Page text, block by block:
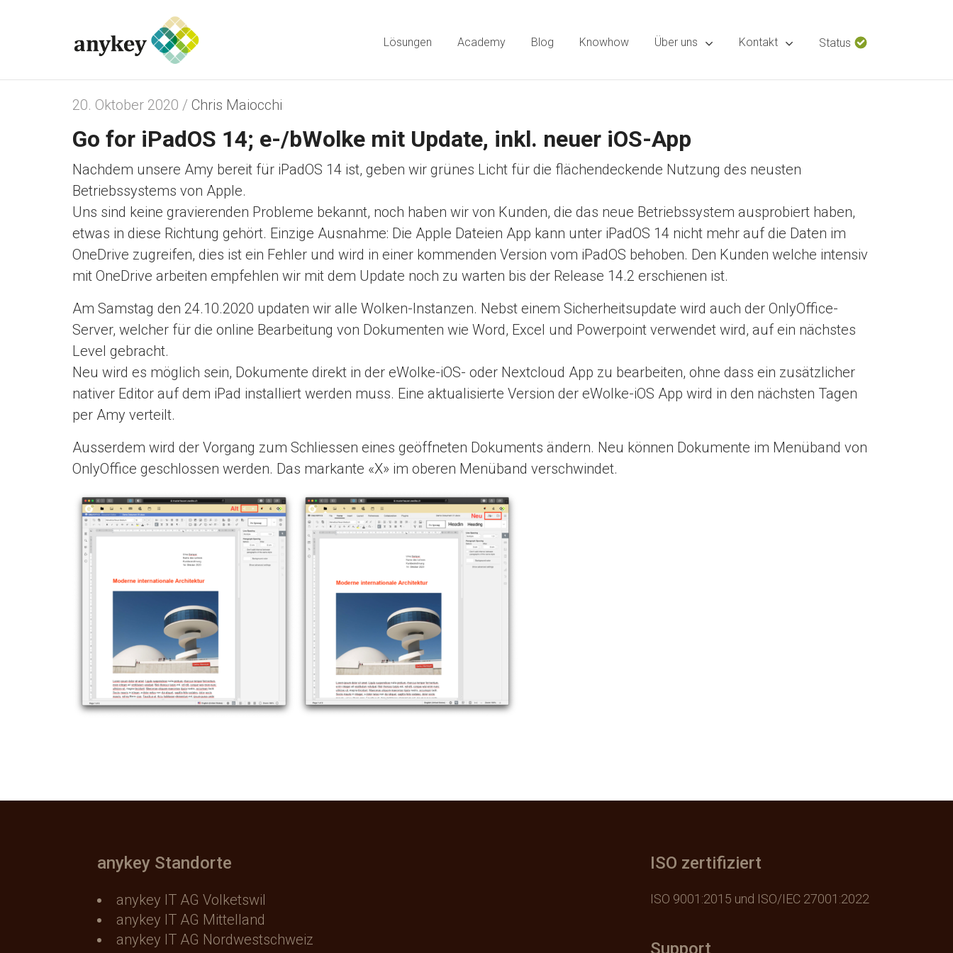
Lösungen Academy Blog Knowhow Über uns Kontakt Status
20. Oktober 2020 / Chris Maiocchi
Go for iPadOS 14; e-/bWolke mit Update, inkl. neuer iOS-App
Nachdem unsere Amy bereit für iPadOS 14 ist, geben wir grünes Licht für die flächendeckende Nutzung des neusten
Betriebssystems von Apple.
Uns sind keine gravierenden Probleme bekannt, noch haben wir von Kunden, die das neue Betriebssystem ausprobiert haben,
etwas in diese Richtung gehört. Einzige Ausnahme: Die Apple Dateien App kann unter iPadOS 14 nicht mehr auf die Daten im
OneDrive zugreifen, dies ist ein Fehler und wird in einer kommenden Version vom iPadOS behoben. Den Kunden welche intensiv
mit OneDrive arbeiten empfehlen wir mit dem Update noch zu warten bis der Release 14.2 erschienen ist.
Am Samstag den 24.10.2020 updaten wir alle Wolken-Instanzen. Nebst einem Sicherheitsupdate wird auch der OnlyOffice-
Server, welcher für die online Bearbeitung von Dokumenten wie Word, Excel und Powerpoint verwendet wird, auf ein nächstes
Level gebracht.
Neu wird es möglich sein, Dokumente direkt in der eWolke-iOS- oder Nextcloud App zu bearbeiten, ohne dass ein zusätzlicher
nativer Editor auf dem iPad installiert werden muss. Eine aktualisierte Version der eWolke-iOS App wird in den nächsten Tagen
per Amy verteilt.
Ausserdem wird der Vorgang zum Schliessen eines geöffneten Dokuments ändern. Neu können Dokumente im Menüband von
OnlyOffice geschlossen werden. Das markante «X» im oberen Menüband verschwindet.
anykey Standorte
anykey IT AG Volketswil
anykey IT AG Mittelland
anykey IT AG Nordwestschweiz
ISO zertifiziert
ISO 9001:2015 und ISO/IEC 27001:2022
Support